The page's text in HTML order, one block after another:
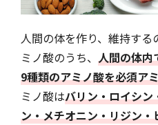
人間の体を作り、維持す
ミノ酸のうち、 人間の体内
9種類のアミノ酸を必須ア
ミノ酸はバリン・ロイシン
ン・メチオニン・リジン